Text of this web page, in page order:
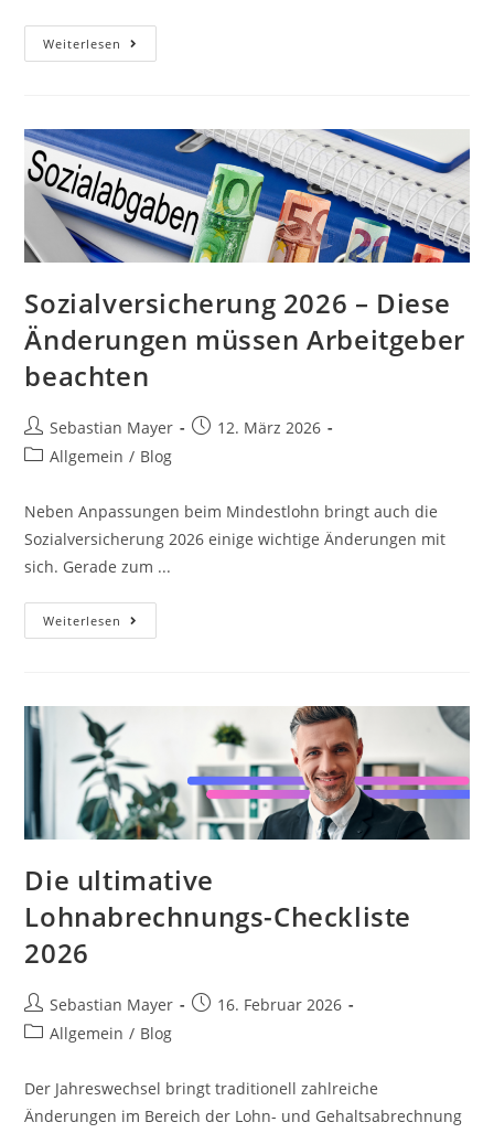
Weiterlesen
Sozialversicherung 2026 – Diese
Änderungen müssen Arbeitgeber
beachten
Sebastian Mayer
12. März 2026
Allgemein / Blog
Neben Anpassungen beim Mindestlohn bringt auch die
Sozialversicherung 2026 einige wichtige Änderungen mit
sich. Gerade zum ...
Weiterlesen
Die ultimative
Lohnabrechnungs-Checkliste
2026
Sebastian Mayer
16. Februar 2026
Allgemein / Blog
Der Jahreswechsel bringt traditionell zahlreiche
Änderungen im Bereich der Lohn- und Gehaltsabrechnung